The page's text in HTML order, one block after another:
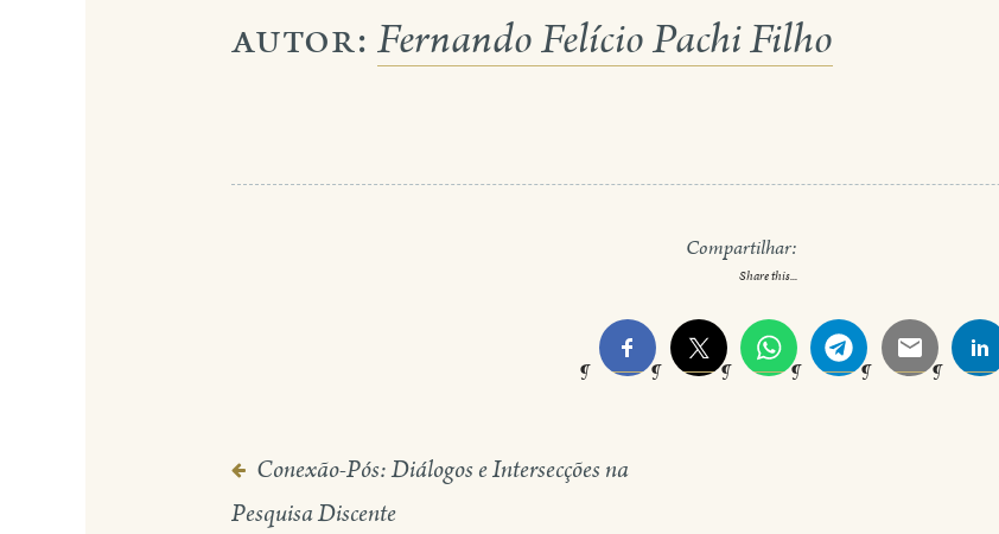
autor:Fernando Felício Pachi Filho
Compartilhar:
Share this...
Navegação
Conexão-Pós: Diálogos e Intersecções na
Pesquisa Discente